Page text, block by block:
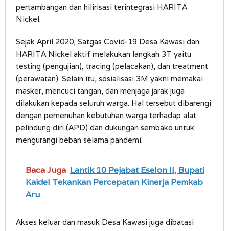
pertambangan dan hilirisasi terintegrasi HARITA
Nickel.
Sejak April 2020, Satgas Covid-19 Desa Kawasi dan
HARITA Nickel aktif melakukan langkah 3T yaitu
testing (pengujian), tracing (pelacakan), dan treatment
(perawatan). Selain itu, sosialisasi 3M yakni memakai
masker, mencuci tangan, dan menjaga jarak juga
dilakukan kepada seluruh warga. Hal tersebut dibarengi
dengan pemenuhan kebutuhan warga terhadap alat
pelindung diri (APD) dan dukungan sembako untuk
mengurangi beban selama pandemi.
Baca Juga Lantik 10 Pejabat Eselon II, Bupati
Kaidel Tekankan Percepatan Kinerja Pemkab
Aru
Akses keluar dan masuk Desa Kawasi juga dibatasi